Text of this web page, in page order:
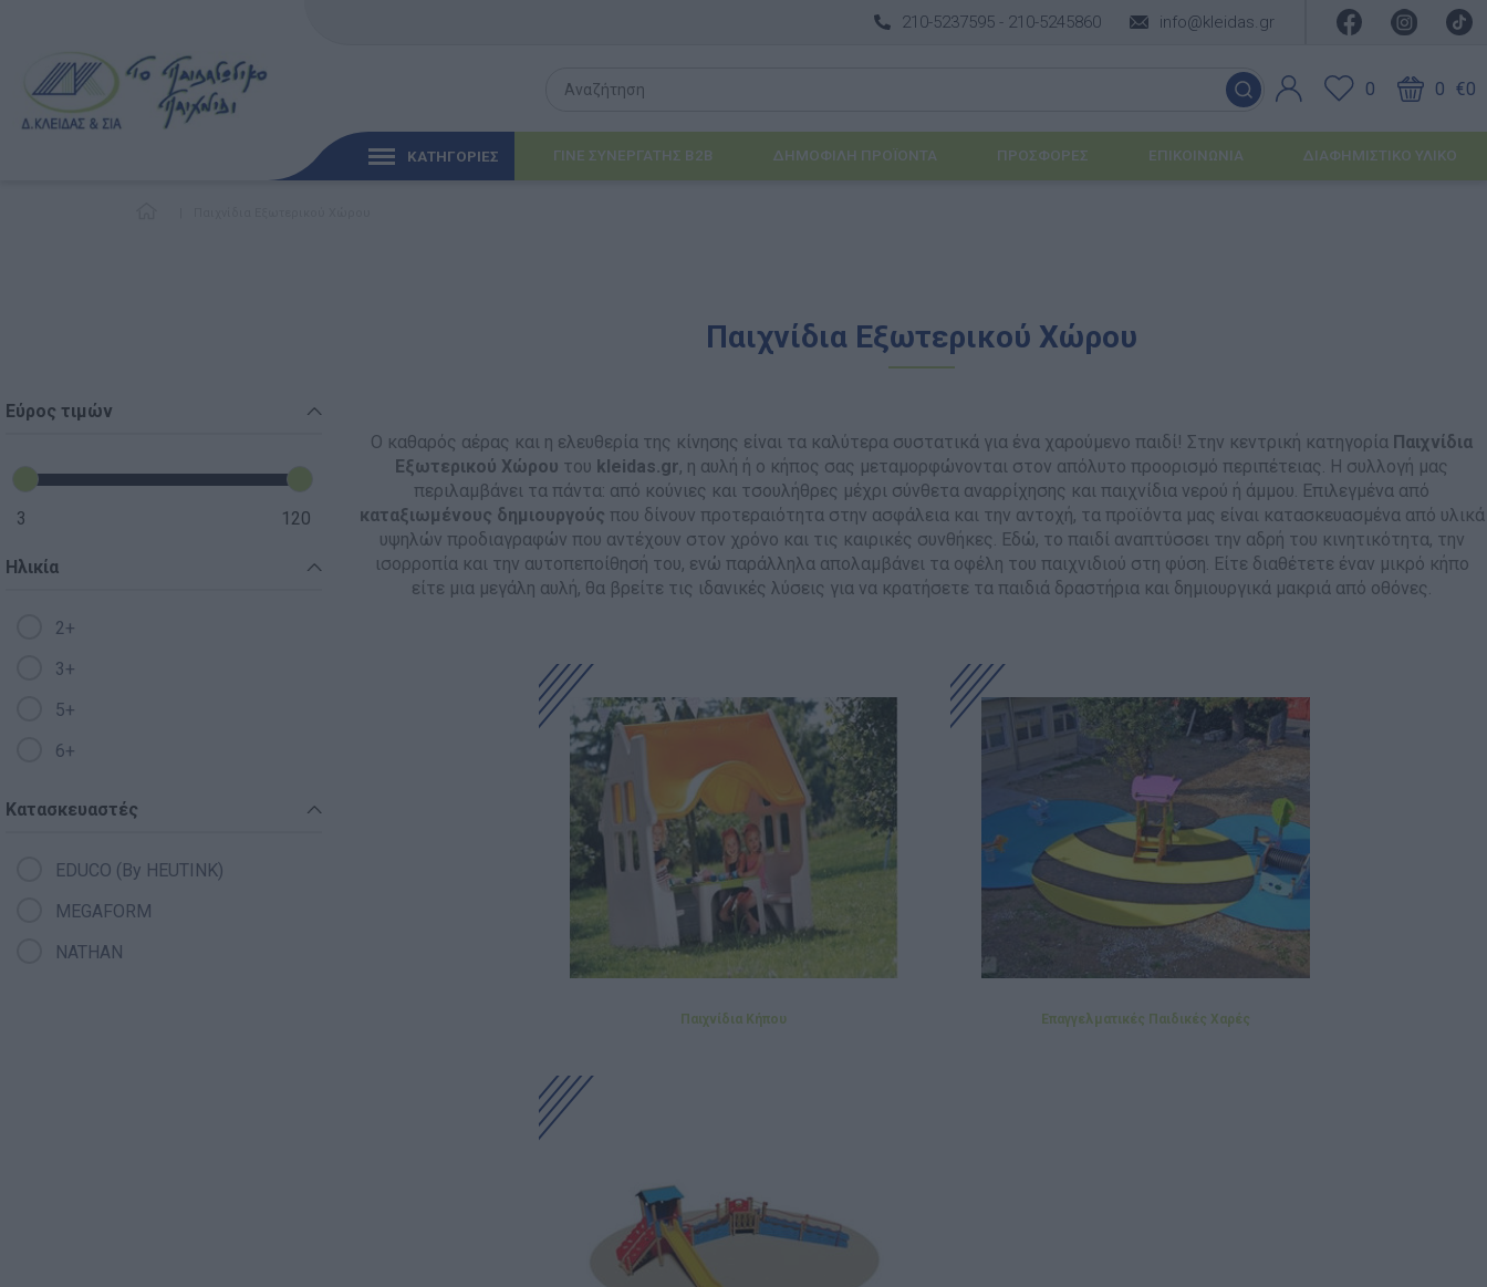
210-5237595 - 210-5245860 info@kleidas.gr
0 0 €0
ΚΑΤΗΓΟΡΙΕΣ
Ανακαλύπτοντας τα Μαθηματικά
Φυσικές Επιστήμες
Ανακαλύπτοντας το Χρόνο
ΠΑΖΛ & ΣΦΗΝΏΜΑΤΑ
Προβλήματα Όρασης
Βασικός εξοπλισμός & Μονάδες Αποθήκευσης
Μαλακή Γωνιά
Παιδικό Δωμάτιο
ΤΈΧΝΕΣ
Χορός & Θέατρο
ΠΑΙΔΑΓΩΓΙΚΌ ΥΛΙΚΌ ΓΙΑ ΕΝΉΛΙΚΕΣ
ΠΑΙΧΝΊΔΙΑ ΕΞΩΤΕΡΙΚΟΎ ΧΏΡΟΥ
Παιχνίδια Κήπου
Επαγγελματικές Παιδικές Χαρές
Συνθέσεις Παιδικής Χαράς για ΑμεΑ
Ιδέες για τις Απόκριες
Καλοκαιρινές Επιλογές
ΙΔΈΕΣ ΓΙΑ ΒΆΠΤΙΣΗ
ΠΡΟΤΆΣΕΙΣ ΈΩΣ 20€
ΑΝΑΜΝΗΣΤΙΚΆ ΚΑΙ ΒΙΒΛΊΑ/ΈΝΤΥΠΑ ΣΧΟΛΙΚΏΝ
Έντυπα-Βιβλία Νηπιαγωγείων
Έντυπα-Βιβλία Δημοτικών
Έντυπα-Βιβλία Γυμνασίων
'Έντυπα-Βιβλία Λυκείων-ΕΠΑΛ
'Έντυπα-Βιβλία ΙΕΚ
'Έντυπα-Βιβλία Σχολικών Επιτροπών
ΓΙΝΕ ΣΥΝΕΡΓΑΤΗΣ B2B ΔΗΜΟΦΙΛΉ ΠΡΟΪΌΝΤΑ ΠΡΟΣΦΟΡΈΣ ΕΠΙΚΟΙΝΩΝΊΑ ΔΙΑΦΗΜΙΣΤΙΚΟ ΥΛΙΚΟ
Εύρος τιμών
3 120
Ηλικία
2+
3+
5+
6+
Κατασκευαστές
EDUCO (By HEUTINK)
MEGAFORM
NATHAN
Παιχνίδια Εξωτερικού Χώρου
Ο καθαρός αέρας και η ελευθερία της κίνησης είναι τα καλύτερα συστατικά για ένα χαρούμενο παιδί! Στην κεντρική κατηγορία Παιχνίδια
Εξωτερικού Χώρου του kleidas.gr, η αυλή ή ο κήπος σας μεταμορφώνονται στον απόλυτο προορισμό περιπέτειας. Η συλλογή μας
περιλαμβάνει τα πάντα: από κούνιες και τσουλήθρες μέχρι σύνθετα αναρρίχησης και παιχνίδια νερού ή άμμου. Επιλεγμένα από
καταξιωμένους δημιουργούς που δίνουν προτεραιότητα στην ασφάλεια και την αντοχή, τα προϊόντα μας είναι κατασκευασμένα από υλικά
υψηλών προδιαγραφών που αντέχουν στον χρόνο και τις καιρικές συνθήκες. Εδώ, το παιδί αναπτύσσει την αδρή του κινητικότητα, την
ισορροπία και την αυτοπεποίθησή του, ενώ παράλληλα απολαμβάνει τα οφέλη του παιχνιδιού στη φύση. Είτε διαθέτετε έναν μικρό κήπο
είτε μια μεγάλη αυλή, θα βρείτε τις ιδανικές λύσεις για να κρατήσετε τα παιδιά δραστήρια και δημιουργικά μακριά από οθόνες.
Παιχνίδια Κήπου Επαγγελματικές Παιδικές Χαρές